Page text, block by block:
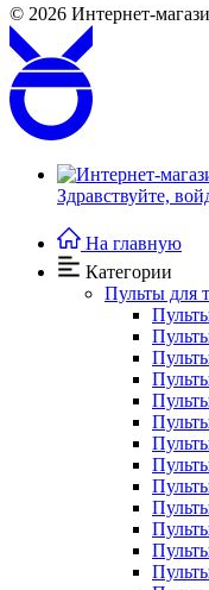
© 2026 Интернет-
Здравствуйте,
На главную
Категории
Пульты для